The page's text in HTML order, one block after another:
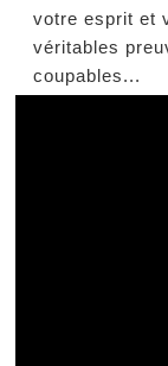
votre esprit et
véritables
coupables...